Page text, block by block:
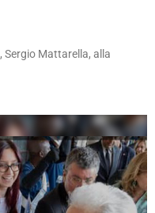
Sergio Mattarella, alla